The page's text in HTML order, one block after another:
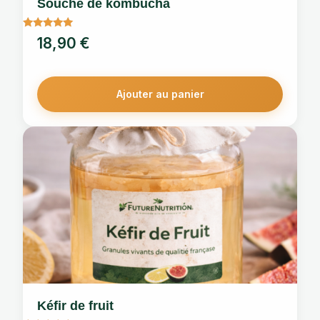
Souche de kombucha
Note18,90 €
Ajouter au panier
Kéfir de fruit